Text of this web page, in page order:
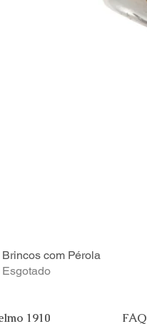
Brincos com Pérola
Esgotado
1910 FAQ